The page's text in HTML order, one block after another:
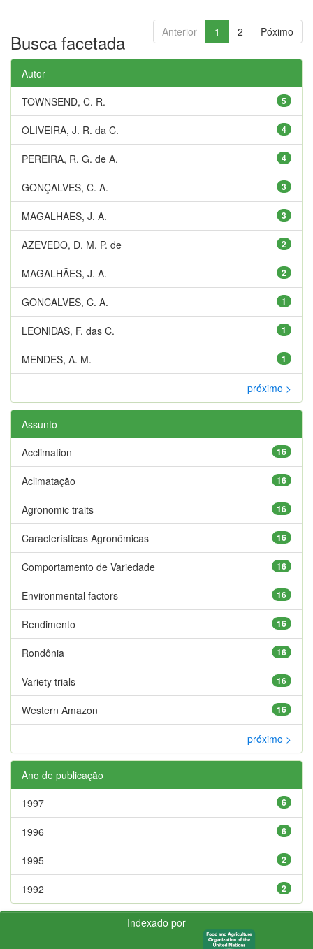
Anterior 1 2 Póximo
Busca facetada
Autor
5
TOWNSEND, C. R.
4
OLIVEIRA, J. R. da C.
4
PEREIRA, R. G. de A.
3
GONÇALVES, C. A.
3
MAGALHAES, J. A.
2
AZEVEDO, D. M. P. de
2
MAGALHÃES, J. A.
1
GONCALVES, C. A.
1
LEÔNIDAS, F. das C.
1
MENDES, A. M.
próximo >
Assunto
16
Acclimation
16
Aclimatação
16
Agronomic traits
16
Características Agronômicas
16
Comportamento de Variedade
16
Environmental factors
16
Rendimento
16
Rondônia
16
Variety trials
16
Western Amazon
próximo >
Ano de publicação
6
1997
6
1996
2
1995
2
1992
Indexado por